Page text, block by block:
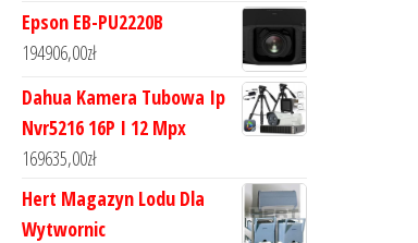
Epson EB-PU2220B
194906,00zł
Dahua Kamera Tubowa Ip
Nvr5216 16P I 12 Mpx
169635,00zł
Hert Magazyn Lodu Dla
Wytwornic